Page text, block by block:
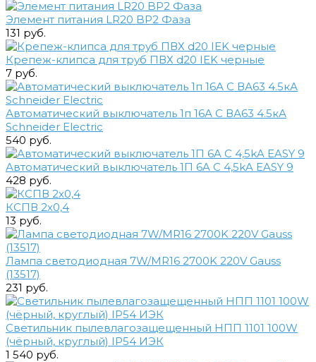
Элемент питания LR20 BP2 Фаза
131 руб.
Крепеж-клипса для труб ПВХ d20 IEK черные
7 руб.
Автоматический выключатель 1п 16А С ВА63 4.5кА
Schneider Electric
540 руб.
Автоматический выключатель 1П 6A C 4,5kA EASY 9
428 руб.
КСПВ 2х0,4
13 руб.
Лампа светодиодная 7W/MR16 2700K 220V Gauss
(13517)
231 руб.
Светильник пылевлагозащещенный НПП 1101 100W
(чёрный, круглый) IP54 ИЭК
1 540 руб.